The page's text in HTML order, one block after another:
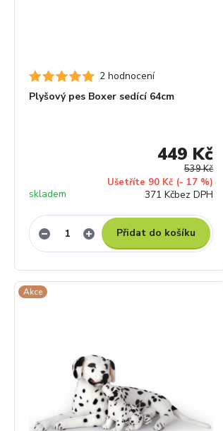
2 hodnocení
Plyšový pes Boxer sedící 64cm
539 Kč
Ušetříte 90 Kč (- 17 %)
449 Kč
371 Kčbez DPH
skladem
Přidat do košíku
Akce